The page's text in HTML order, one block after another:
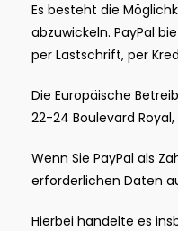
Es besteht die
abzuwickeln. PayPal
per Lastschrift, per
Die Europäische
22-24 Boulevard
Wenn Sie PayPal als
erforderlichen Daten
Hierbei handelte es